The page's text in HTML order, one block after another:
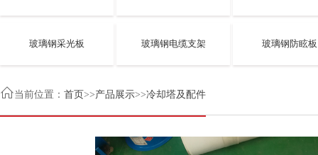
玻璃钢采光板 玻璃钢电缆支架 玻璃钢防眩板
当前位置： 首页>>产品展示>>冷却塔及配件